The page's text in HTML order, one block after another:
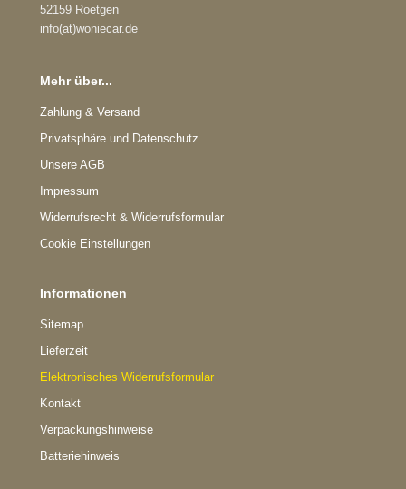
52159 Roetgen
info(at)woniecar.de
Mehr über...
Zahlung & Versand
Privatsphäre und Datenschutz
Unsere AGB
Impressum
Widerrufsrecht & Widerrufsformular
Cookie Einstellungen
Informationen
Sitemap
Lieferzeit
Elektronisches Widerrufsformular
Kontakt
Verpackungshinweise
Batteriehinweis